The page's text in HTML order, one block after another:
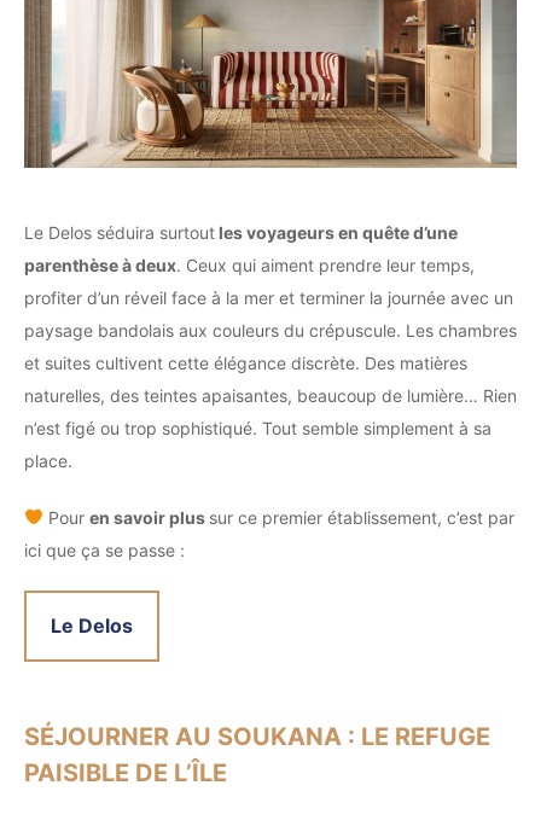
Le Delos séduira surtoutles voyageurs en quête d’une
parenthèse à deux. Ceux qui aiment prendre leur temps,
profiter d’un réveil face à la mer et terminer la journée avec un
paysage bandolais aux couleurs du crépuscule. Les chambres
et suites cultivent cette élégance discrète. Des matières
naturelles, des teintes apaisantes, beaucoup de lumière… Rien
n’est figé ou trop sophistiqué. Tout semble simplement à sa
place.
Pour en savoir plus sur ce premier établissement, c’est par
ici que ça se passe :
Le Delos
SÉJOURNER AU SOUKANA : LE REFUGE
PAISIBLE DE L’ÎLE